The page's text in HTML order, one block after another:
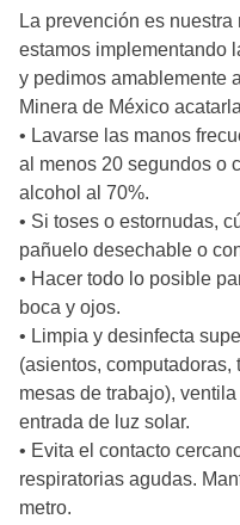
La prevención es nuestra
estamos implementando
y pedimos amablemente
Minera de México
• Lavarse las manos
al menos 20 segundos o
alcohol al 70%.
• Si toses o estornudas,
pañuelo desechable o
• Hacer todo lo posible
boca y ojos.
• Limpia y desinfecta
(asientos,
mesas de trabajo),
entrada de luz solar.
• Evita el contacto
respiratorias agudas.
metro.